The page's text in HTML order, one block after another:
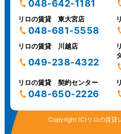
048-642-1181
リロの賃貸 東大宮店
048-681-5558
リロの賃貸 川越店
049-238-4322
リロの賃貸 契約センター
048-650-2226
Copyright (C)リロの賃貸